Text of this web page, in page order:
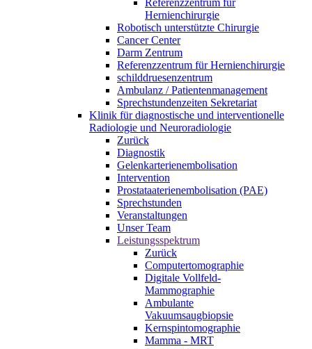
Referenzzentrum für
Hernienchirurgie
Robotisch unterstützte Chirurgie
Cancer Center
Darm Zentrum
Referenzzentrum für Hernienchirurgie
schilddruesenzentrum
Ambulanz / Patientenmanagement
Sprechstundenzeiten Sekretariat
Klinik für diagnostische und interventionelle
Radiologie und Neuroradiologie
Zurück
Diagnostik
Gelenkarterienembolisation
Intervention
Prostataaterienembolisation (PAE)
Sprechstunden
Veranstaltungen
Unser Team
Leistungsspektrum
Zurück
Computertomographie
Digitale Vollfeld-
Mammographie
Ambulante
Vakuumsaugbiopsie
Kernspintomographie
Mamma - MRT